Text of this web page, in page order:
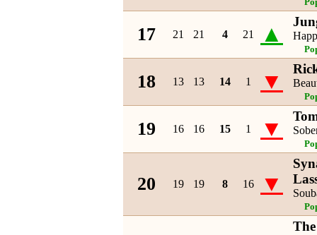
17 21 21 4 21 ▲
18 13 13 14 1 ▼
19 16 16 15 1 ▼
20 19 19 8 16 ▼